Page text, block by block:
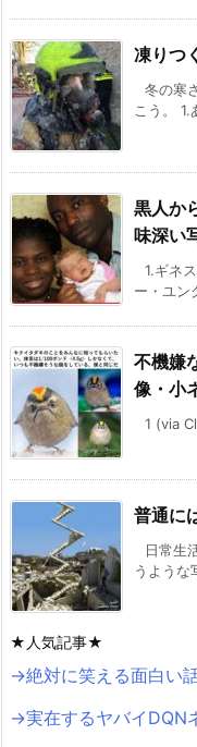
凍りつ
冬の寒
こう。
黒人か
味深い
1.ギネ
ー・ユン
不機嫌
像・小
1 (via
普通に
日常生
うような
★人気記事★
→絶対に笑える面白い
→実在するヤバイDQN